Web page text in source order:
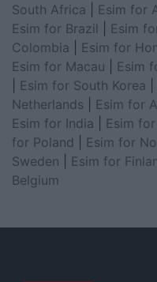
South Africa
Esim for
Esim for Brazil
Esim
Colombia
Esim for
Esim for Macau
Esim
Esim for South Korea
Netherlands
Esim for
Esim for India
Esim
for Poland
Esim for
Sweden
Esim for
Belgium